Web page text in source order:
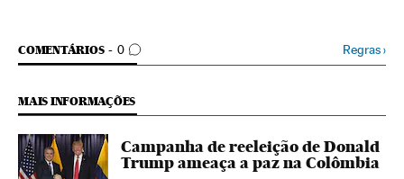
COMENTÁRIOS 0
COMENTÁRIOS Regras›
MAIS INFORMAÇÕES
Campanha de reeleição de Donald
Trump ameaça a paz na Colômbia